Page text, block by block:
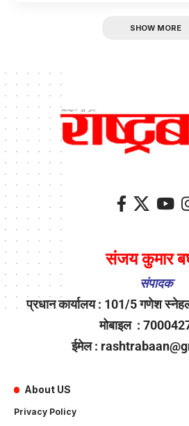
SHOW MORE
संजय कुमार
संपादक
प्रधान कार्यालय : 101/5 गणेश
मोबाइल :
ईमेल :
About US
Privacy Policy